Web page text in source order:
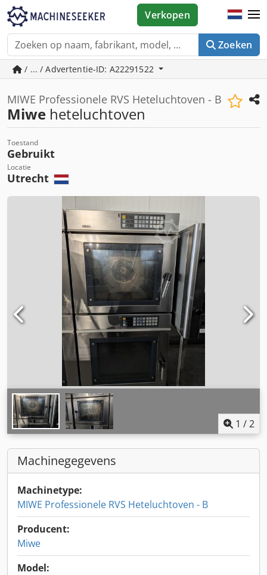
Zoeken
Verkopen
/ ... / Advertentie-ID: A22291522
MIWE Professionele RVS Heteluchtoven - B
Miwe heteluchtoven
Toestand
Gebruikt
Locatie
Utrecht
1 /2
Machinegegevens
Machinetype:
MIWE Professionele RVS Heteluchtoven - B
Producent:
Miwe
Model: